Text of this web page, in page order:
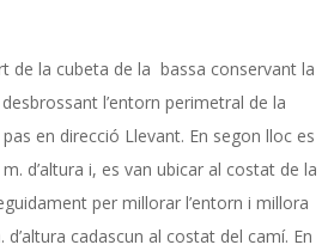
de la cubeta de la bassa conservant la
l’entorn perimetral de la
en direcció Llevant. En segon lloc es
d’altura i, es van ubicar al costat de la
per millorar l’entorn i millora
cadascun al costat del camí. En